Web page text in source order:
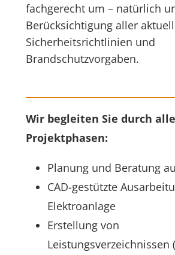
fachgerecht um – natürlich
Berücksichtigung aller
Sicherheitsrichtlinien und
Brandschutzvorgaben.
Wir begleiten Sie durch alle
Projektphasen:
Planung und Beratung
CAD-gestützte
Elektroanlage
Erstellung von
Leistungsverzeichnissen